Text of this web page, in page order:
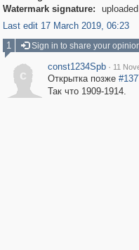
Watermark signature:
Last edit 17 March 2019, 06:23
1
Sign in to share your
c
const1234Spb · 11
Открытка позже
Так что 1909-1914.